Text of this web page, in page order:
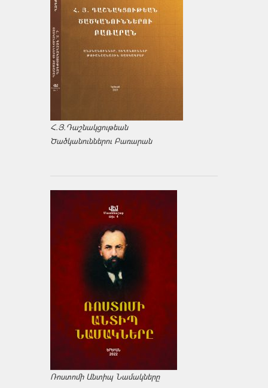
Հ.Յ.Դաշնակցութեան
Ծածկանուններու Բառարան
Ռոստոմի Անտիպ Նամակները